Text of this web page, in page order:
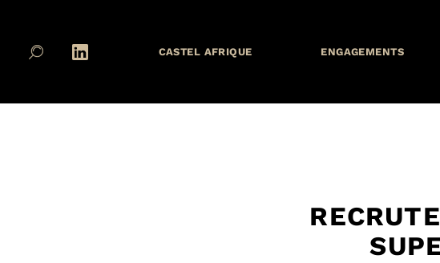
CASTEL AFRIQUE ENGAGEMENTS